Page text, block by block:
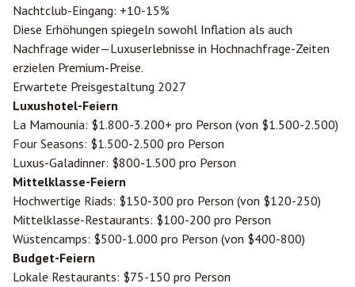
Nachtclub-Eingang: +10-15%
Diese Erhöhungen spiegeln sowohl Inflation als auch
Nachfrage wider—Luxuserlebnisse in Hochnachfrage-Zeiten
erzielen Premium-Preise.
Erwartete Preisgestaltung 2027
Luxushotel-Feiern
La Mamounia: $1.800-3.200+ pro Person (von $1.500-2.500)
Four Seasons: $1.500-2.500 pro Person
Luxus-Galadinner: $800-1.500 pro Person
Mittelklasse-Feiern
Hochwertige Riads: $150-300 pro Person (von $120-250)
Mittelklasse-Restaurants: $100-200 pro Person
Wüstencamps: $500-1.000 pro Person (von $400-800)
Budget-Feiern
Lokale Restaurants: $75-150 pro Person